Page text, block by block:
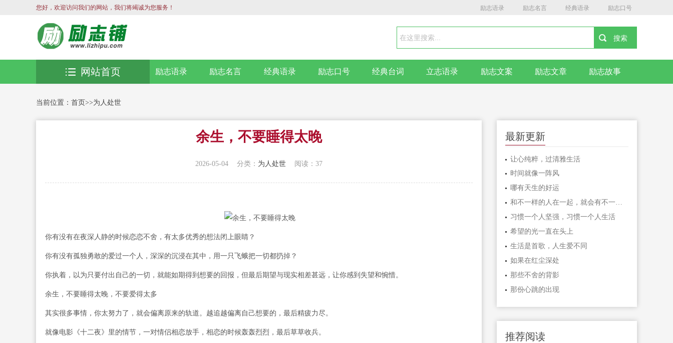
您好，欢迎访问我们的网站，我们将竭诚为您服务！ 励志语录 励志名言 经典语录 励志口号
励志语录 励志名言 经典语录 励志口号 经典台词 立志语录 励志文案 励志文章 励志故事
网站首页
当前位置： 首页>>为人处世
余生，不要睡得太晚
2026-05-04 分类： 为人处世 阅读：37
你有没有在夜深人静的时候恋恋不舍，有太多优秀的想法闭上眼睛？
你有没有孤独勇敢的爱过一个人，深深的沉浸在其中，用一只飞蛾把一切都扔掉？
你执着，以为只要付出自己的一切，就能如期得到想要的回报，但最后期望与现实相差甚远，让你感到失望和惋惜。
余生，不要睡得太晚，不要爱得太多
其实很多事情，你太努力了，就会偏离原来的轨道。越追越偏离自己想要的，最后精疲力尽。
就像电影《十二夜》里的情节，一对情侣相恋放手，相恋的时候轰轰烈烈，最后草草收兵。
最新更新
让心纯粹，过清雅生活
时间就像一阵风
哪有天生的好运
和不一样的人在一起，就会有不一样的人生
习惯一个人坚强，习惯一个人生活
希望的光一直在头上
生活是首歌，人生爱不同
如果在红尘深处
那些不舍的背影
那份心跳的出现
推荐阅读